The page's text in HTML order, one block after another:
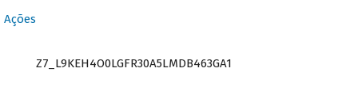
Ações
Z7_L9KEH4O0LGFR30A5LMDB463GA1